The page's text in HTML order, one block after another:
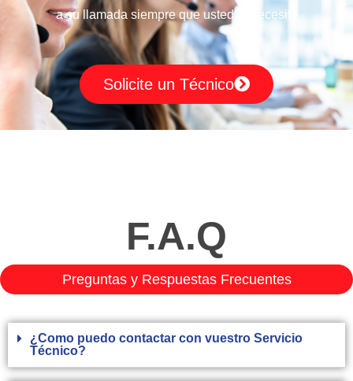
a su llamada siempre que usted lo necesite
Solicite un Técnico
F.A.Q
Preguntas y Respuestas Frecuentes
¿Como puedo contactar con vuestro Servicio
Técnico?